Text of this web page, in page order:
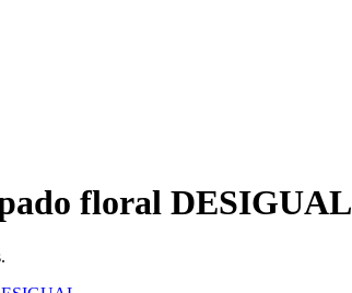
floral DESIGUAL